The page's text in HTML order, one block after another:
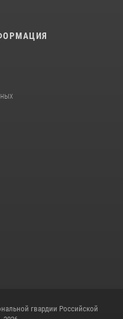
гвардии Российской